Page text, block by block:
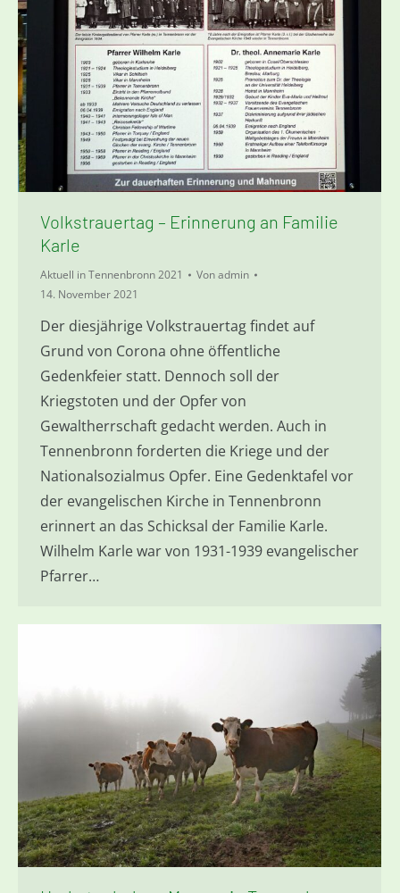
Volkstrauertag – Erinnerung an Familie
Karle
Aktuell in Tennenbronn 2021 Vonadmin
14. November 2021
Der diesjährige Volkstrauertag findet auf
Grund von Corona ohne öffentliche
Gedenkfeier statt. Dennoch soll der
Kriegstoten und der Opfer von
Gewaltherrschaft gedacht werden. Auch in
Tennenbronn forderten die Kriege und der
Nationalsozialmus Opfer. Eine Gedenktafel vor
der evangelischen Kirche in Tennenbronn
erinnert an das Schicksal der Familie Karle.
Wilhelm Karle war von 1931-1939 evangelischer
Pfarrer…